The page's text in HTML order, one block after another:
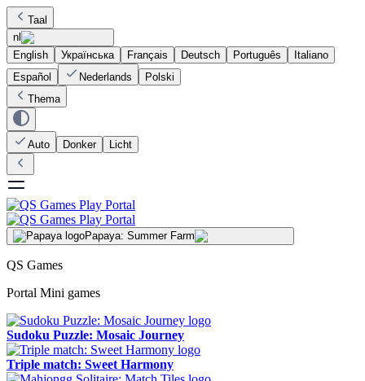
Taal
nl
English
Українська Français Deutsch Português
Italiano
Español
Nederlands
Polski
Thema
Auto Donker Licht
Papaya: Summer Farm
QS Games
Portal Mini games
Sudoku Puzzle: Mosaic Journey
Triple match: Sweet Harmony